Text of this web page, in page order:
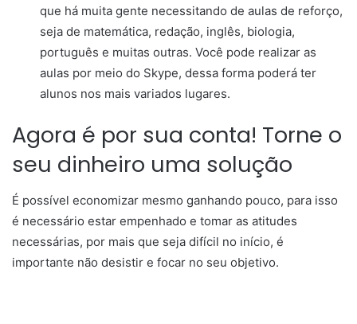
que há muita gente necessitando de aulas de reforço,
seja de matemática, redação, inglês, biologia,
português e muitas outras. Você pode realizar as
aulas por meio do Skype, dessa forma poderá ter
alunos nos mais variados lugares.
Agora é por sua conta! Torne o
seu dinheiro uma solução
É possível economizar mesmo ganhando pouco, para isso
é necessário estar empenhado e tomar as atitudes
necessárias, por mais que seja difícil no início, é
importante não desistir e focar no seu objetivo.